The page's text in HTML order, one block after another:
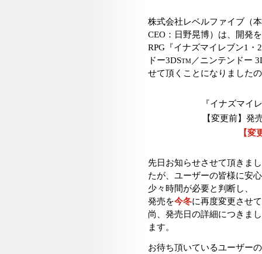
株式会社レベルファイブ（
CEO：日野晃博）は、開発
RPG『イナズマイレブン1
ドー3DSTM／ニンテンドー
せて頂くことになりました
『イナズマイ
【変更前】発
【変
先日お知らせさせて頂きま
たが、ユーザーの皆様に安
少々時間が必要と判断し、
発売を今冬に再度変更させ
尚、発売日の詳細につきま
ます。
お待ち頂いているユーザー